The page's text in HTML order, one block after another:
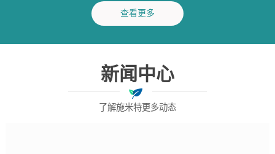
意的产品和优质的服务。
查看更多
新闻中心
了解施米特更多动态